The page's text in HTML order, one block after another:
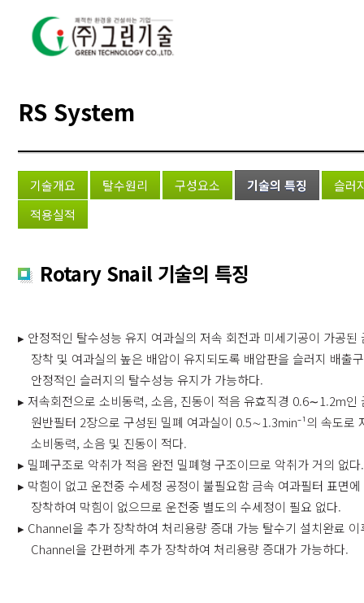
RS System
기술개요 탈수원리 구성요소 기술의 특징
슬러
적용실적
Rotary Snail 기술의 특징
▸ 안정적인 탈수성능 유지 여과실의 저속 회전과 미세기공이 가공된
장착 및 여과실의 높은 배압이 유지되도록 배압판을 슬러지 배출
안정적인 슬러지의 탈수성능 유지가 가능하다.
▸ 저속회전으로 소비동력, 소음, 진동이 적음 유효직경 0.6∼1.2m인
원반필터 2장으로 구성된 밀폐 여과실이 0.5∼1.3min⁻¹의 속도로
소비동력, 소음 및 진동이 적다.
▸ 밀폐구조로 악취가 적음 완전 밀폐형 구조이므로 악취가 거의 없다.
▸ 막힘이 없고 운전중 수세정 공정이 불필요함 금속 여과필터 표면
장착하여 막힘이 없으므로 운전중 별도의 수세정이 필요 없다.
▸ Channel을 추가 장착하여 처리용량 증대 가능 탈수기 설치완료 이
Channel을 간편하게 추가 장착하여 처리용량 증대가 가능하다.